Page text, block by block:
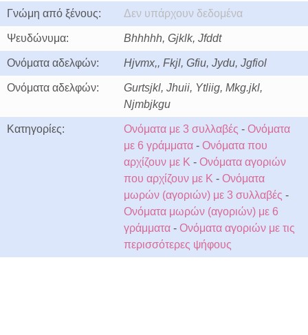
Γνώμη από ξένους: Δεν υπάρχουν δεδομένα
Ψευδώνυμα: Bhhhhh, Gjklk, Jfddt
Ονόματα αδελφών: Hjvmx,, Fkjl, Gfiu, Jydu, Jgfiol
Ονόματα αδελφών:
Gurtsjkl, Jhuii, Ytliig, Mkg.jkl,
Njmbjkgu
Κατηγορίες: Ονόματα με 3 συλλαβές - Ονόματα
με 6 γράμματα - Ονόματα που
αρχίζουν με K - Ονόματα αγοριών
που αρχίζουν με K - Ονόματα
μωρών (αγοριών) με 3 συλλαβές -
Ονόματα μωρών (αγοριών) με 6
γράμματα - Ονόματα αγοριών με τις
περισσότερες ψήφους